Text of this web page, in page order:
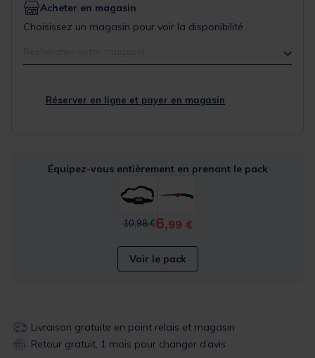
Acheter en magasin
Choisissez un magasin pour voir la disponibilité
Réserver en ligne et payer en magasin
Équipez-vous entièrement en prenant le pack
Price reduced from
10,98 €to
6,99 €
Voir le pack
Livraison gratuite en point relais et magasin
Retour gratuit, 1 mois pour changer d’avis